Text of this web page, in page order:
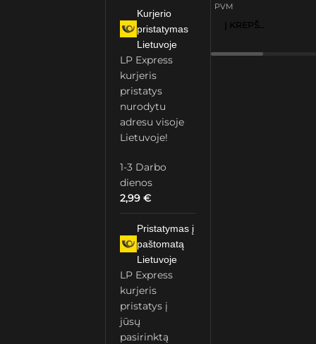
Kurjerio
pristatymas
Lietuvoje
LP Express
kurjeris
pristatys
nurodytu
adresu visoje
Lietuvoje!
1-3 Darbo
dienos
2,99€
Pristatymas į
paštomatą
Lietuvoje
LP Express
kurjeris
pristatys į
jūsų
pasirinktą
PVM
Į KREPŠELĮ